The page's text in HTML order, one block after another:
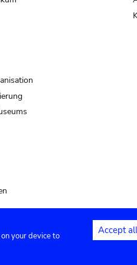
Privacy settings
your device to
Accept